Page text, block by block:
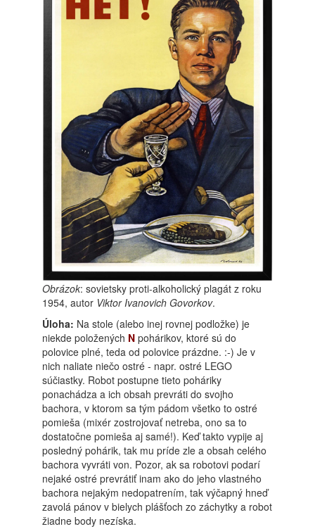
Obrázok: sovietsky proti-alkoholický plagát z roku
1954, autor Viktor Ivanovich Govorkov.
Úloha: Na stole (alebo inej rovnej podložke) je
niekde položených N pohárikov, ktoré sú do
polovice plné, teda od polovice prázdne. :-) Je v
nich naliate niečo ostré - napr. ostré LEGO
súčiastky. Robot postupne tieto poháriky
ponachádza a ich obsah prevráti do svojho
bachora, v ktorom sa tým pádom všetko to ostré
pomieša (mixér zostrojovať netreba, ono sa to
dostatočne pomieša aj samé!). Keď takto vypije aj
posledný pohárik, tak mu príde zle a obsah celého
bachora vyvráti von. Pozor, ak sa robotovi podarí
nejaké ostré prevrátiť inam ako do jeho vlastného
bachora nejakým nedopatrením, tak výčapný hneď
zavolá pánov v bielych plášťoch zo záchytky a robot
žiadne body nezíska.